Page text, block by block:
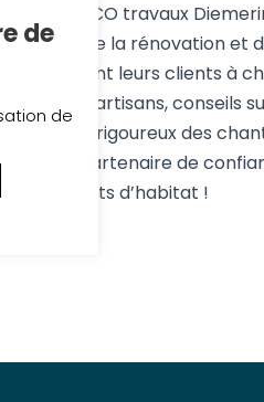
illiCO travaux
de la rénovation et
leurs clients à
meilleurs artisans, conseils
suivi rigoureux des
Un partenaire de
vos projets d’habitat !
de
de